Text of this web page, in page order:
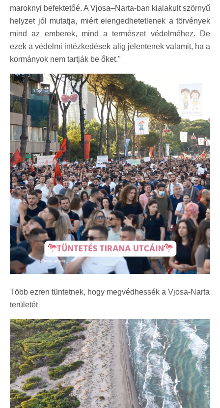
maroknyi befektetőé. A Vjosa–Narta-ban kialakult szörnyű
helyzet jól mutatja, miért elengedhetetlenek a törvények
mind az emberek, mind a természet védelméhez. De
ezek a védelmi intézkedések alig jelentenek valamit, ha a
kormányok nem tartják be őket."
Több ezren tüntetnek, hogy megvédhessék a Vjosa-Narta
területét